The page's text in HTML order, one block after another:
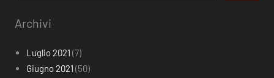
Archivi
Luglio 2021 (7)
Giugno 2021 (50)